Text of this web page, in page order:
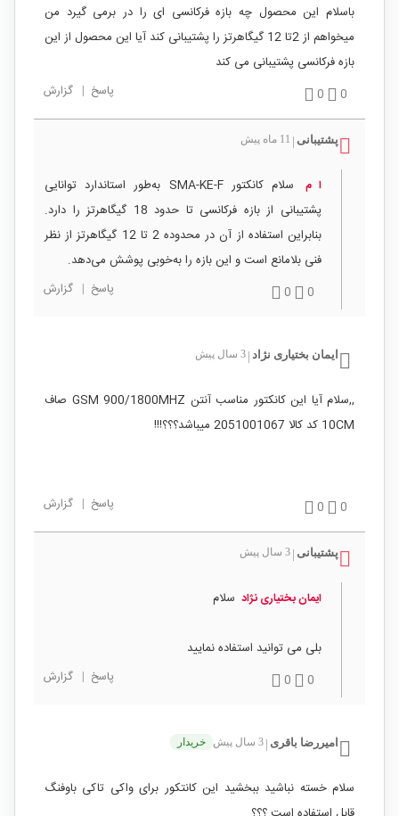
باسلام این محصول چه بازه فرکانسی ای را در برمی گیرد من
میخواهم از 2تا 12 گیگاهرتز را پشتیبانی کند آیا این محصول از این
بازه فرکانسی پشتیبانی می کند
0
0 پاسخ | گزارش
پشتیبانی 11 ماه پیش
ا م
سلام کانکتور SMA-KE-F به‌طور استاندارد توانایی
پشتیبانی از بازه فرکانسی تا حدود 18 گیگاهرتز را دارد.
بنابراین استفاده از آن در محدوده 2 تا 12 گیگاهرتز از نظر
فنی بلامانع است و این بازه را به‌خوبی پوشش می‌دهد.
0
0 پاسخ | گزارش
ایمان بختیاری نژاد 3 سال پیش
,,سلام آیا این کانکتور مناسب آنتن GSM 900/1800MHZ صاف
10CM کد کالا 2051001067 میباشد؟؟؟!!!
0
0 پاسخ | گزارش
پشتیبانی 3 سال پیش
ایمان بختیاری نژاد سلام
بلی می توانید استفاده نمایید
0
0 پاسخ | گزارش
امیررضا باقری 3 سال پیش خریدار
سلام خسته نباشید ببخشید این کانتکور برای واکی تاکی باوفنگ